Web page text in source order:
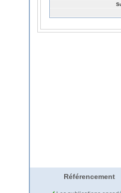
Référencement